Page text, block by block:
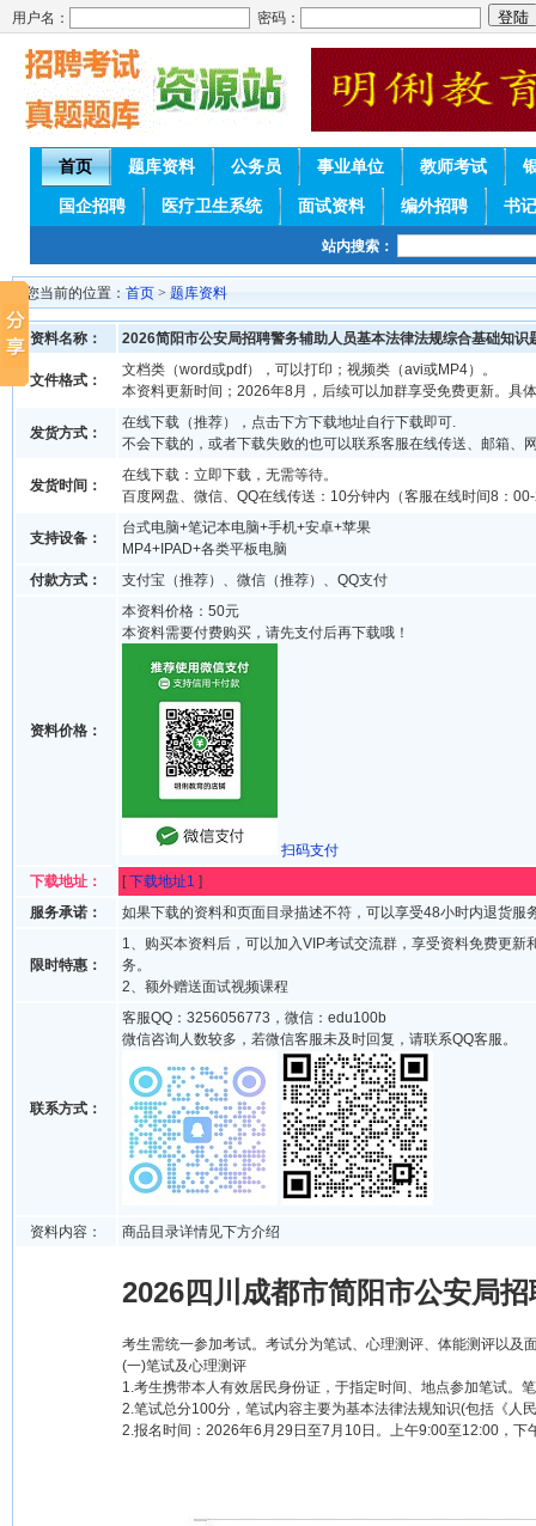
用户名： 密码：
首页 题库资料 公务员 事业单位 教师考试
国企招聘 医疗卫生系统 面试资料 编外招聘 书
站内搜索：
您当前的位置： 首页 > 题库资料
资料名称： 2026简阳市公安局招聘警务辅助人员基本法律法规综合基础知识
文件格式：
文档类（word或pdf），可以打印；视频类（avi或MP4）。
本资料更新时间；2026年8月，后续可以加群享受免费更新。具
发货方式：
在线下载（推荐），点击下方下载地址自行下载即可.
不会下载的，或者下载失败的也可以联系客服在线传送、邮箱、
发货时间：
在线下载：立即下载，无需等待。
百度网盘、微信、QQ在线传送：10分钟内（客服在线时间8：
支持设备：
台式电脑+笔记本电脑+手机+安卓+苹果
MP4+IPAD+各类平板电脑
付款方式：
支付宝（推荐）、微信（推荐）、QQ支付
资料价格：
本资料价格：50元
本资料需要付费购买，请先支付后再下载哦！
扫码支付
下载地址：
[下载地址1 ]
服务承诺：
如果下载的资料和页面目录描述不符，可以享受48小时内退货服
限时特惠：
1、购买本资料后，可以加入VIP考试交流群，享受资料免费更新
务。
2、额外赠送面试视频课程
联系方式：
客服QQ：3256056773，微信：edu100b
微信咨询人数较多，若微信客服未及时回复，请联系QQ客服。
资料内容： 商品目录详情见下方介绍
2026四川成都市简阳市公安局
考生需统一参加考试。考试分为笔试、心理测评、体能测评以及
(一)笔试及心理测评
1.考生携带本人有效居民身份证，于指定时间、地点参加笔试。
2.笔试总分100分，笔试内容主要为基本法律法规知识(包括《人
2.报名时间：2026年6月29日至7月10日。上午9:00至12:00，下